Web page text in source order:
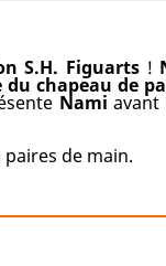
S.H. Figuarts!
du chapeau de
Nami avant
de main.